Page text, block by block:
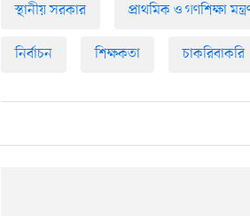
স্থানীয় সরকার প্রাথমিক ও গণশিক্ষা
নির্বাচন শিক্ষকতা চাকরিবাকরি